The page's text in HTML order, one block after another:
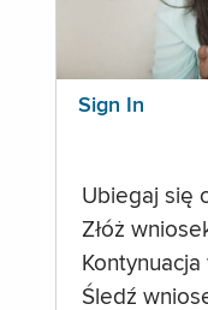
Sign In
Ubiegaj się
Złóż
Śledź